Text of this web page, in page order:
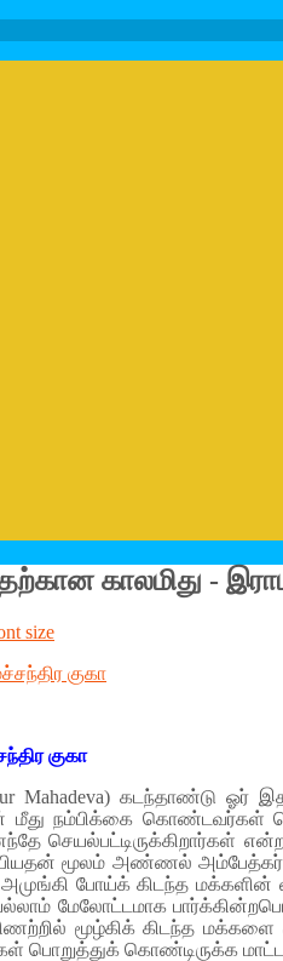
காலமிது -
குகா
Mahadeva) கடந்தாண்டு
மீது நம்பிக்கை
செயல்பட்டிருக்கிறார்கள்
மூலம் அண்ணல்
அமுங்கி போய்க் கிடந்த
மேலோட்டமாக
மூழ்கிக் கிடந்த மக்களை
கொண்டிருக்க